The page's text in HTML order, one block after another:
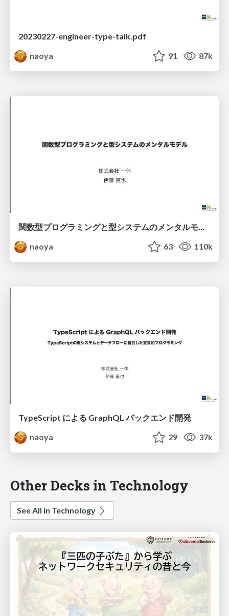
20230227-engineer-type-talk.pdf
naoya
91 87k
関数型プログラミングと型システムのメンタルモデル
naoya
63 110k
TypeScript による GraphQL バックエンド開発
naoya
29 37k
Other Decks in Technology
See All in Technology